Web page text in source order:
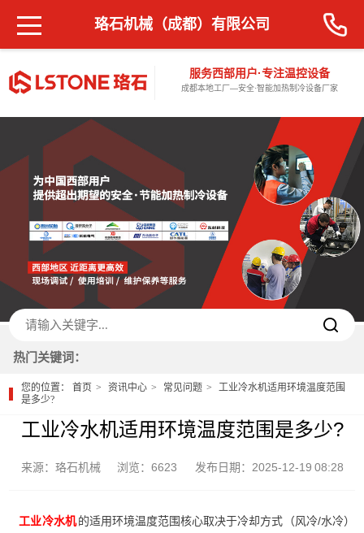
服务西部用户·专注温控设备
成都本地工厂—安全·智能加热制冷设备厂家
珞石机械（成都）有限公司
热门关键词：
您的位置：首页 资讯中心 常见问题
工业冷水机适用环境温度范围
是多少?
工业冷水机适用环境温度范围是多少?
来源：珞石机械 浏览：6623 发布日期：2025-12-19 08:28
工业冷水机 的适用环境温度范围核心取决于冷却方式（风冷/水冷）